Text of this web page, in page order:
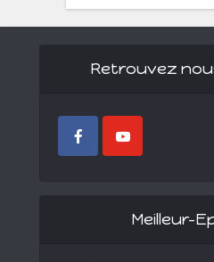
Retrouvez
Meilleur-